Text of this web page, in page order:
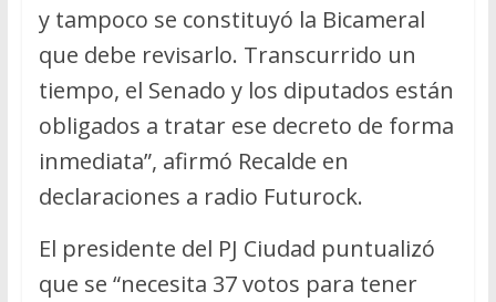
y tampoco se constituyó la Bicameral
que debe revisarlo. Transcurrido un
tiempo, el Senado y los diputados están
obligados a tratar ese decreto de forma
inmediata”, afirmó Recalde en
declaraciones a radio Futurock.
El presidente del PJ Ciudad puntualizó
que se “necesita 37 votos para tener